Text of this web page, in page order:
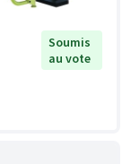
Soumis
au vote